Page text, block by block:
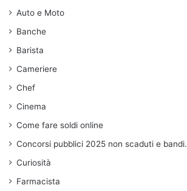
Auto e Moto
Banche
Barista
Cameriere
Chef
Cinema
Come fare soldi online
Concorsi pubblici 2025 non scaduti e bandi.
Curiosità
Farmacista